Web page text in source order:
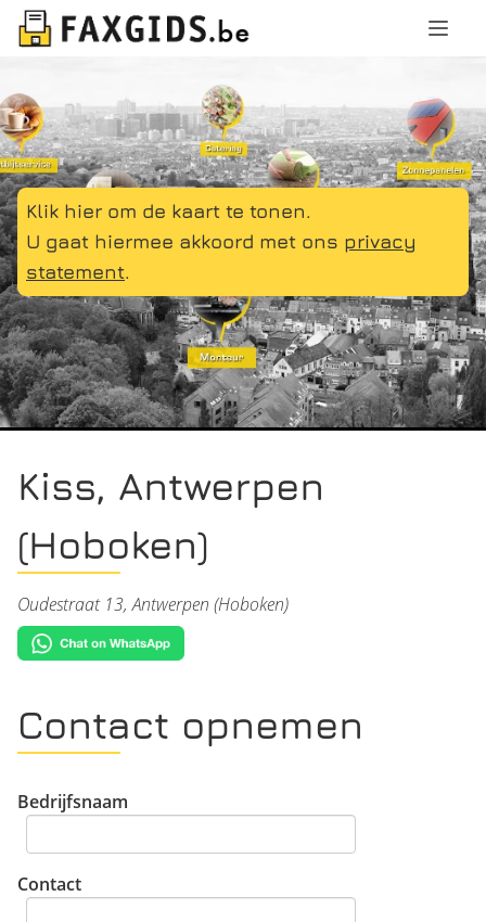
Klik hier om de kaart te tonen.
U gaat hiermee akkoord met ons privacy
statement.
Kiss, Antwerpen
(Hoboken)
Oudestraat 13, Antwerpen (Hoboken)
Contact opnemen
Bedrijfsnaam
Contact